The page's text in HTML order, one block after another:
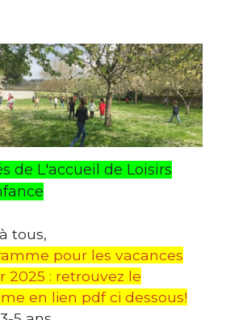
de L'accueil de Loisirs
tous,
pour les vacances
2025 : retrouvez le
en lien pdf ci dessous!